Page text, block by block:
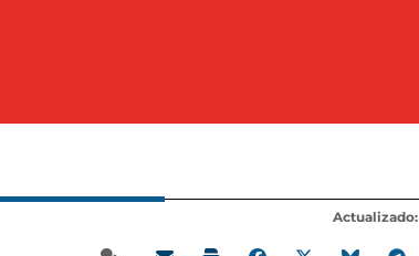
Actualizado: